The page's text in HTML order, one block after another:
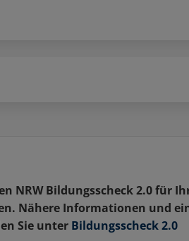
NRW Bildungsscheck 2.0 für
Nähere Informationen und
Sie unter Bildungsscheck 2.0